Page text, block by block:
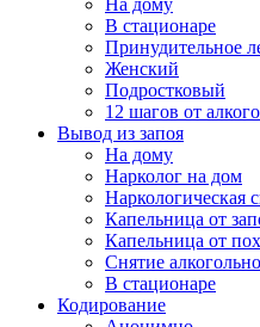
На дому
В стационаре
Принудительное
Женский
Подростковый
12 шагов от
Вывод из запоя
На дому
Нарколог на дом
Наркологическая
Капельница от
Капельница от
Снятие
В стационаре
Кодирование